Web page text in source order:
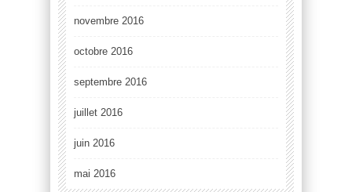
novembre 2016
octobre 2016
septembre 2016
juillet 2016
juin 2016
mai 2016